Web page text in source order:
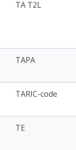
TA T2L
TAPA
TARIC-code
TE